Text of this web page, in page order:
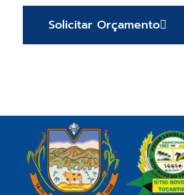
Solicitar Orçamento